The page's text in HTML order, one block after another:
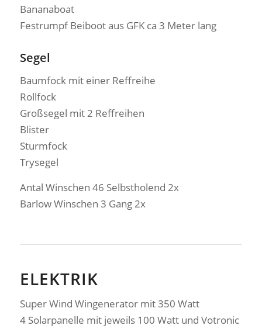
Bananaboat
Festrumpf Beiboot aus GFK ca 3 Meter lang
Segel
Baumfock mit einer Reffreihe
Rollfock
Großsegel mit 2 Reffreihen
Blister
Sturmfock
Trysegel
Antal Winschen 46 Selbstholend 2x
Barlow Winschen 3 Gang 2x
ELEKTRIK
Super Wind Wingenerator mit 350 Watt
4 Solarpanelle mit jeweils 100 Watt und Votronic